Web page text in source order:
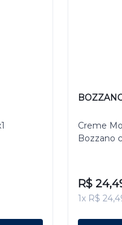
Creme
Bozzano
R$
1x R$